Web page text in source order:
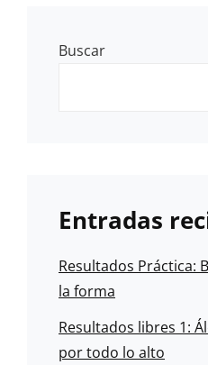
Buscar
Entradas
Resultados Práctica:
la forma
Resultados libres 1:
por todo lo alto